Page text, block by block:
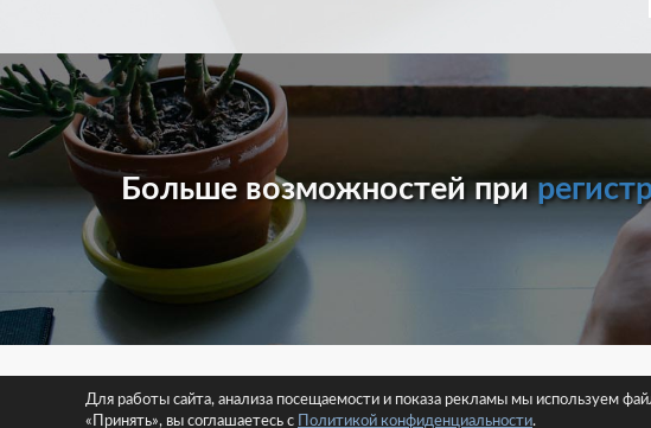
Больше возможностей при
Для работы сайта, анализа посещаемости и показа рекламы мы используем
«Принять», вы соглашаетесь с
Политикой конфиденциальности.